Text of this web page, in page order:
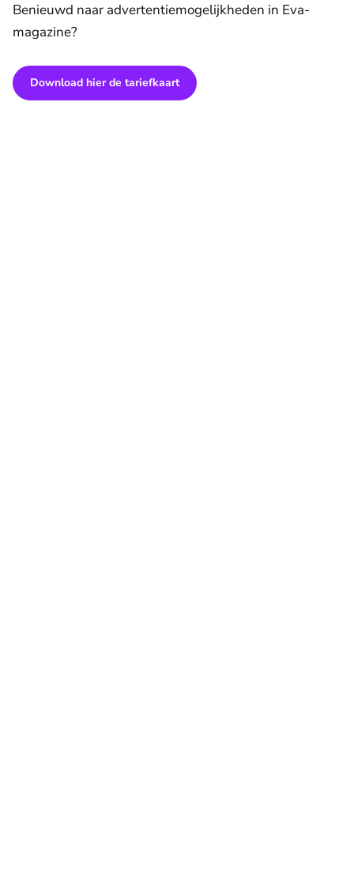
Benieuwd naar advertentiemogelijkheden in Eva-
magazine?
Download hier de tariefkaart